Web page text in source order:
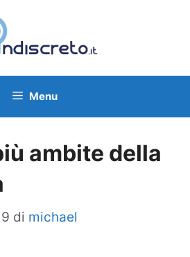
Menu
ambite della
di michael